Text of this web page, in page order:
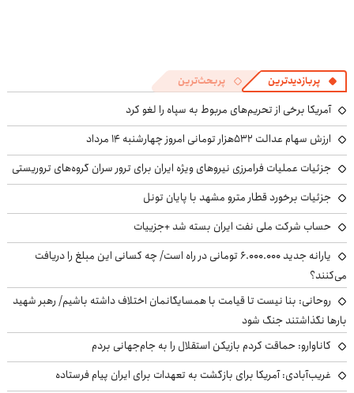
پربازدیدترین پربحث‌ترین
آمریکا برخی از تحریم‌های مربوط به سپاه را لغو کرد
ارزش سهام عدالت ۵۳۲هزار تومانی امروز چهارشنبه ۱۴ مرداد
جزئیات عملیات فرامرزی نیروهای ویژه ایران برای ترور سران گروه‌های تروریستی
جزئیات برخورد قطار مترو مشهد با پایان تونل
حساب‌ شرکت ملی نفت ایران بسته شد +جزییات
یارانه جدید ۶.۰۰۰.۰۰۰ تومانی در راه است/ چه کسانی این مبلغ را دریافت
می‌کنند؟
روحانی: بنا نیست تا قیامت با همسایگانمان اختلاف داشته باشیم/ رهبر شهید
بارها نگذاشتند جنگ شود
کاناوارو: حماقت کردم بازیکن استقلال را به جام‌جهانی بردم
غریب‌آبادی: آمریکا برای بازگشت به تعهدات برای ایران پیام فرستاده